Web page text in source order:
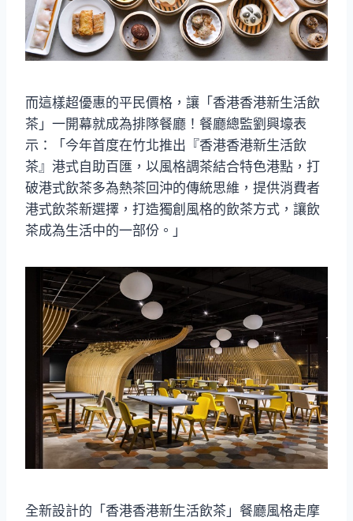
而這樣超優惠的平民價格，讓「香港香港新生活飲
茶」一開幕就成為排隊餐廳！餐廳總監劉興壕表
示：「今年首度在竹北推出『香港香港新生活飲
茶』港式自助百匯，以風格調茶結合特色港點，打
破港式飲茶多為熱茶回沖的傳統思維，提供消費者
港式飲茶新選擇，打造獨創風格的飲茶方式，讓飲
茶成為生活中的一部份。」
全新設計的「香港香港新生活飲茶」餐廳風格走摩